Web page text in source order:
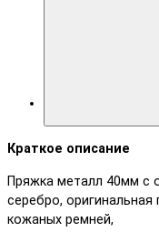
Краткое описание
Пряжка металл 40мм с
серебро,
кожаных ремней,